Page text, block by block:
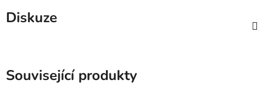
Diskuze
Související produkty